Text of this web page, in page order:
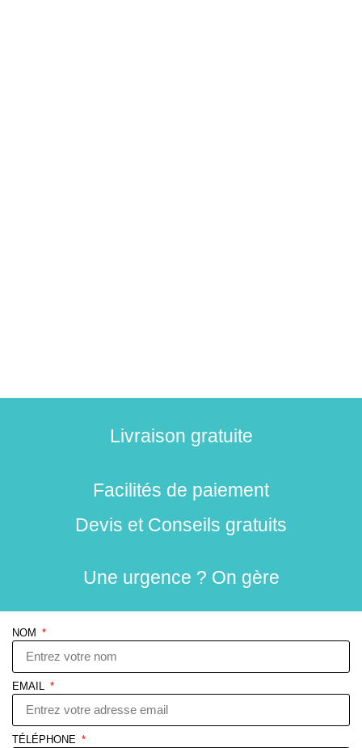
Livraison gratuite
Facilités de paiement
Devis et Conseils gratuits
Une urgence ? On gère
NOM
EMAIL
TÉLÉPHONE